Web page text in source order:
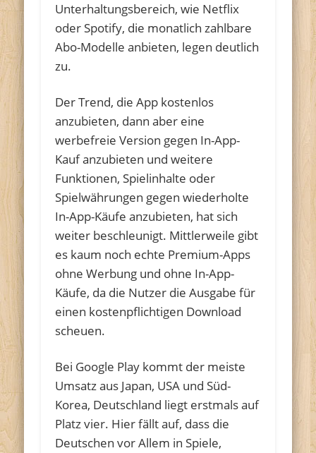
Unterhaltungsbereich, wie Netflix
oder Spotify, die monatlich zahlbare
Abo-Modelle anbieten, legen deutlich
zu.
Der Trend, die App kostenlos
anzubieten, dann aber eine
werbefreie Version gegen In-App-
Kauf anzubieten und weitere
Funktionen, Spielinhalte oder
Spielwährungen gegen wiederholte
In-App-Käufe anzubieten, hat sich
weiter beschleunigt. Mittlerweile gibt
es kaum noch echte Premium-Apps
ohne Werbung und ohne In-App-
Käufe, da die Nutzer die Ausgabe für
einen kostenpflichtigen Download
scheuen.
Bei Google Play kommt der meiste
Umsatz aus Japan, USA und Süd-
Korea, Deutschland liegt erstmals auf
Platz vier. Hier fällt auf, dass die
Deutschen vor Allem in Spiele,